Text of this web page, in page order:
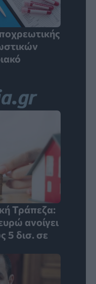
Τράπεζα:
ανοίγει
5 δισ. σε